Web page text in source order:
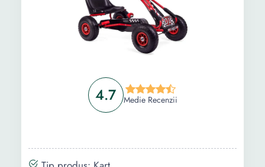
4.7 Medie Recenzii